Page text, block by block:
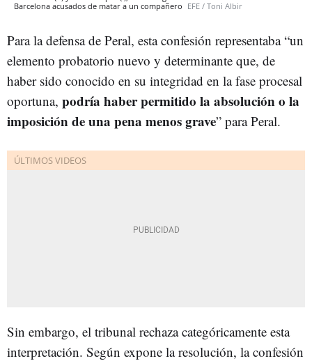
Barcelona acusados de matar a un compañero EFE / Toni Albir
Para la defensa de Peral, esta confesión representaba “un
elemento probatorio nuevo y determinante que, de
haber sido conocido en su integridad en la fase procesal
oportuna, podría haber permitido la absolución o la
imposición de una pena menos grave” para Peral.
Sin embargo, el tribunal rechaza categóricamente esta
interpretación. Según expone la resolución, la confesión